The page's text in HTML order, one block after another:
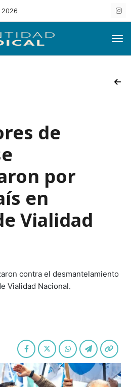
de
por
en
Vialidad
contra el desmantelamiento
Vialidad Nacional.